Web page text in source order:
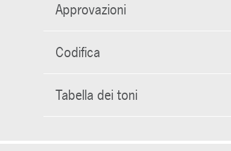
Approvazioni
Codifica
Tabella dei toni